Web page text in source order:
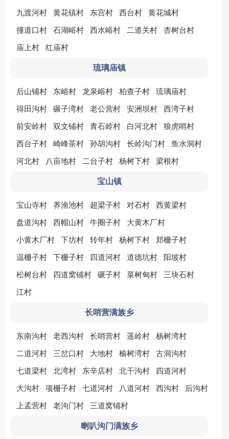
九渡河村 黄花镇村 东宫村 西台村 黄花城村
撞道口村 石湖峪村 西水峪村 二道关村 杏树台村
庙上村 红庙村
琉璃庙镇
后山铺村 东峪村 龙泉峪村 柏查子村 琉璃庙村
得田沟村 碾子湾村 老公营村 安洲坝村 西湾子村
前安岭村 双文铺村 青石岭村 白河北村 狼虎哨村
西台子村 崎峰茶村 孙胡沟村 长岭沟门村 鱼水洞村
河北村 八亩地村 二台子村 杨树下村 梁根村
宝山镇
宝山寺村 养渔池村 超梁子村 对石村 西黄梁村
盘道沟村 西帽山村 牛圈子村 大黄木厂村
小黄木厂村 下坊村 转年村 杨树下村 郑栅子村
温栅子村 下栅子村 四道河村 道德坑村 阳坡村
松树台村 四道窝铺村 碾子村 菜树甸村 三块石村
江村
长哨营满族乡
东南沟村 老西沟村 长哨营村 遥岭村 杨树湾村
二道河村 三岔口村 大地村 榆树湾村 古洞沟村
七道梁村 北湾村 东辛店村 北干沟村 四道河村
大沟村 项栅子村 七道河村 八道河村 西沟村 后沟村
上孟营村 老沟门村 三道窝铺村
喇叭沟门满族乡